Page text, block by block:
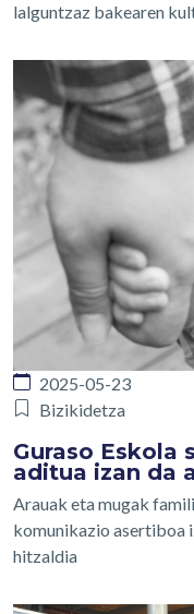
lalguntzaz bakearen
2025-05-23
Bizikidetza
Guraso Eskola
aditua izan da
Arauak eta mugak
komunikazio asertiboa
hitzaldia